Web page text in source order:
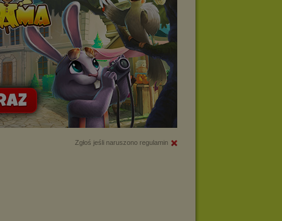
Zgłoś jeśli naruszono regulamin